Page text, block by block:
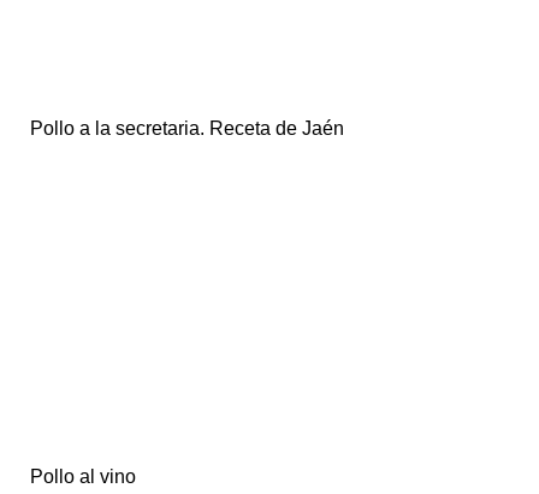
Pollo a la secretaria. Receta de Jaén
Pollo al vino